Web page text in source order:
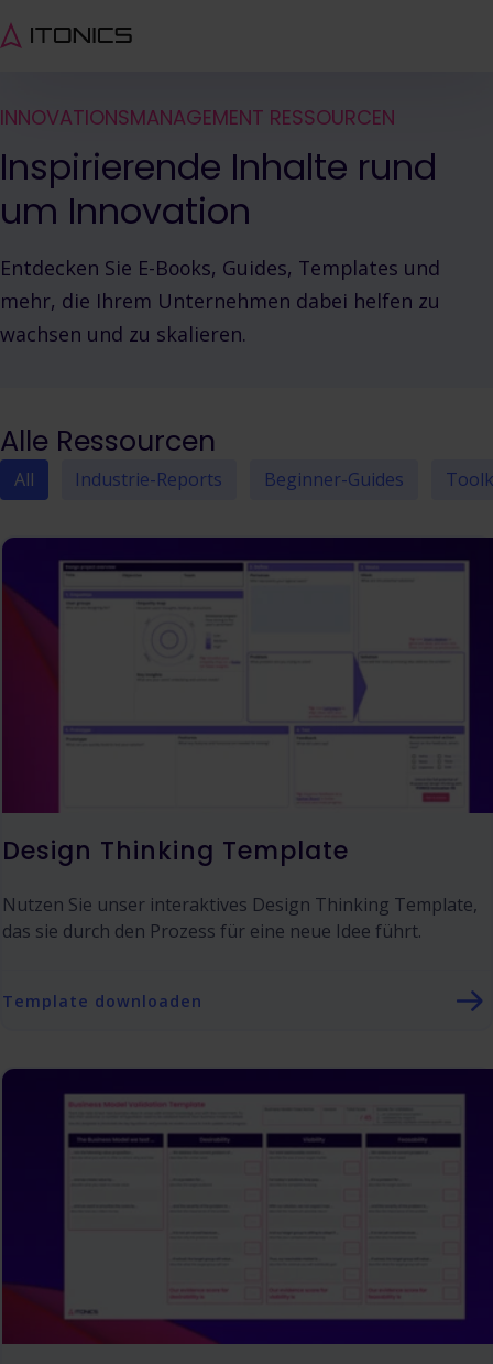
INNOVATIONSMANAGEMENT RESSOURCEN
Inspirierende Inhalte rund
um Innovation
Entdecken Sie E-Books, Guides, Templates und
mehr, die Ihrem Unternehmen dabei helfen zu
wachsen und zu skalieren.
Alle Ressourcen
All Industrie-Reports Beginner-Guides
Design Thinking Template
Nutzen Sie unser interaktives Design Thinking Template,
das sie durch den Prozess für eine neue Idee führt.
Template downloaden